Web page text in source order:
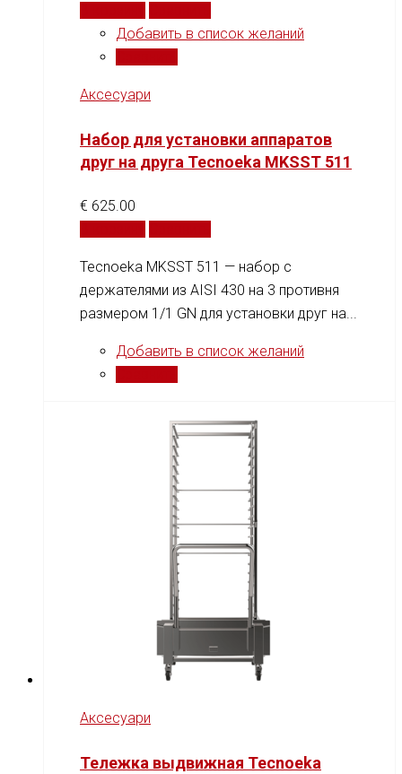
Добавить в список желаний
Аксесуари
Набор для установки аппаратов
друг на друга Tecnoeka MKSST 511
€ 625.00
Tecnoeka MKSST 511 — набор с
держателями из AISI 430 на 3 противня
размером 1/1 GN для установки друг на...
Добавить в список желаний
Аксесуари
Тележка выдвижная Tecnoeka